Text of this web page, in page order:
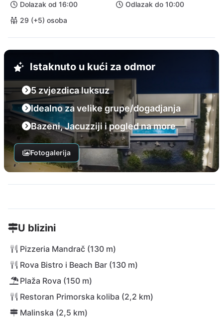
Dolazak od 16:00
Odlazak do 10:00
29 (+5) osoba
Istaknuto u kući za odmor
5 zvjezdica luksuz
Idealno za velike grupe/dogadjanja
Bazeni, Jacuzziji i pogled na more
Fotogalerija
U blizini
Pizzeria Mandrač (130 m)
Rova Bistro i Beach Bar (130 m)
Plaža Rova (150 m)
Restoran Primorska koliba (2,2 km)
Malinska (2,5 km)